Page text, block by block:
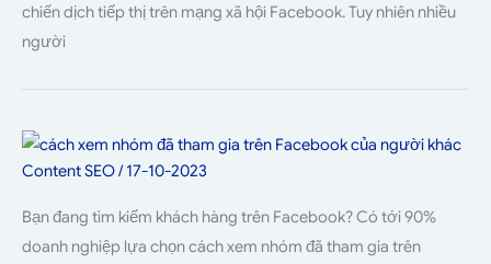
chiến dịch tiếp thị trên mạng xã hội Facebook. Tuy nhiên nhiều
người
Content SEO/17-10-2023
Bạn đang tìm kiếm khách hàng trên Facebook? Có tới 90%
doanh nghiệp lựa chọn cách xem nhóm đã tham gia trên